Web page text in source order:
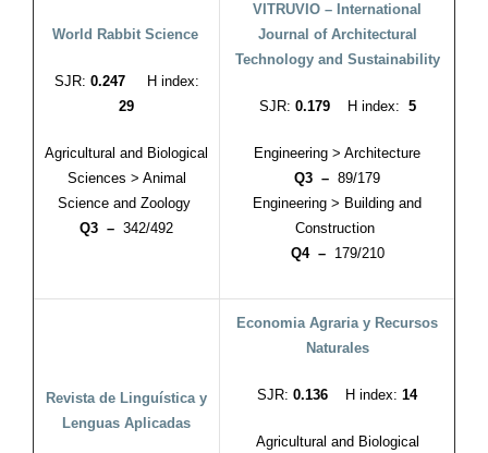
World Rabbit Science
SJR: 0.247
H index:
29
Agricultural and Biological
Sciences > Animal
Science and Zoology
Q3 – 342/492
VITRUVIO – International
Journal of Architectural
Technology and Sustainability
SJR: 0.179 H index: 5
Engineering > Architecture
Q3 – 89/179
Engineering > Building and
Construction
Q4 – 179/210
Revista de Linguística y
Lenguas Aplicadas
Economia Agraria y Recursos
Naturales
SJR: 0.136 H index: 14
Agricultural and Biological